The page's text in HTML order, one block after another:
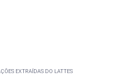
EXTRAÍDAS DO LATTES